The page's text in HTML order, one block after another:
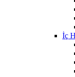
İç